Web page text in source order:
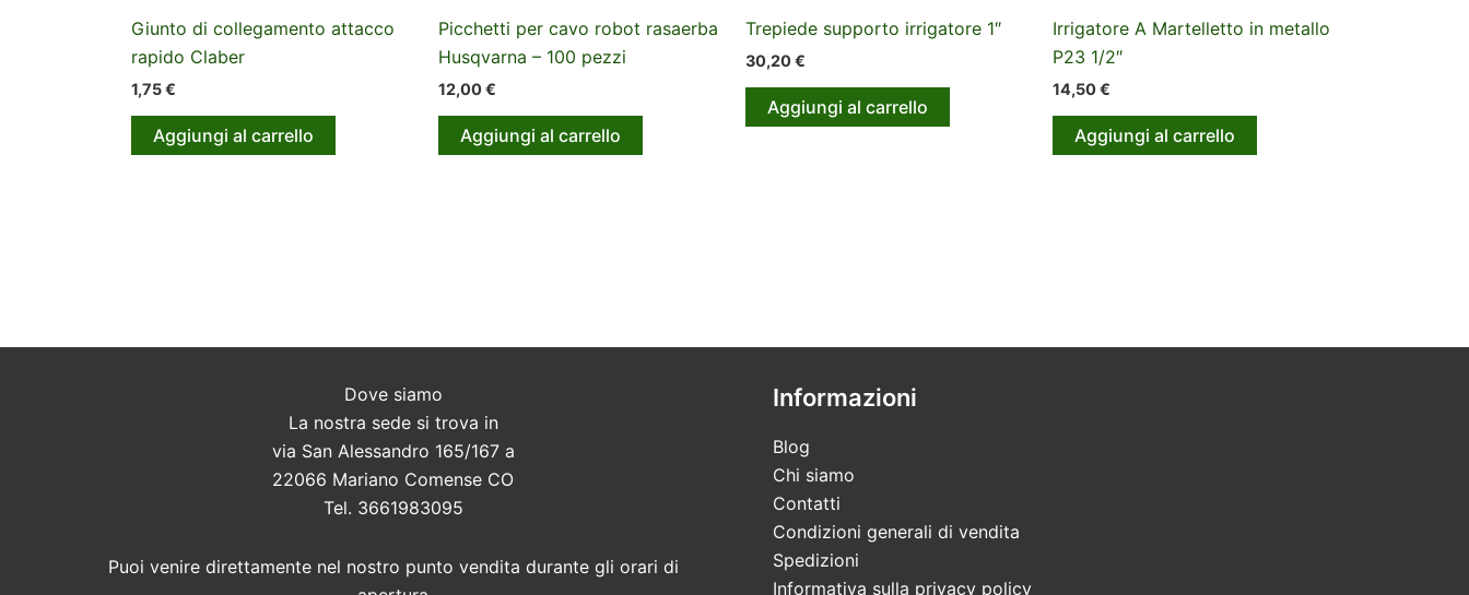
Giunto di collegamento attacco
rapido Claber
1,75€
Aggiungi al carrello
Picchetti per cavo robot rasaerba
Husqvarna – 100 pezzi
12,00€
Aggiungi al carrello
Trepiede supporto irrigatore 1″
30,20€
Aggiungi al carrello
Irrigatore A Martelletto in metallo
P23 1/2″
14,50€
Aggiungi al carrello
Dove siamo
La nostra sede si trova in
via San Alessandro 165/167 a
22066 Mariano Comense CO
Tel. 3661983095
Puoi venire direttamente nel nostro punto vendita durante gli orari di
Informazioni
Blog
Chi siamo
Contatti
Condizioni generali di vendita
Spedizioni
Informativa sulla privacy policy